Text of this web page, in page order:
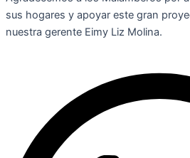
sus hogares y apoyar este gran
nuestra gerente Eimy Liz Molina.